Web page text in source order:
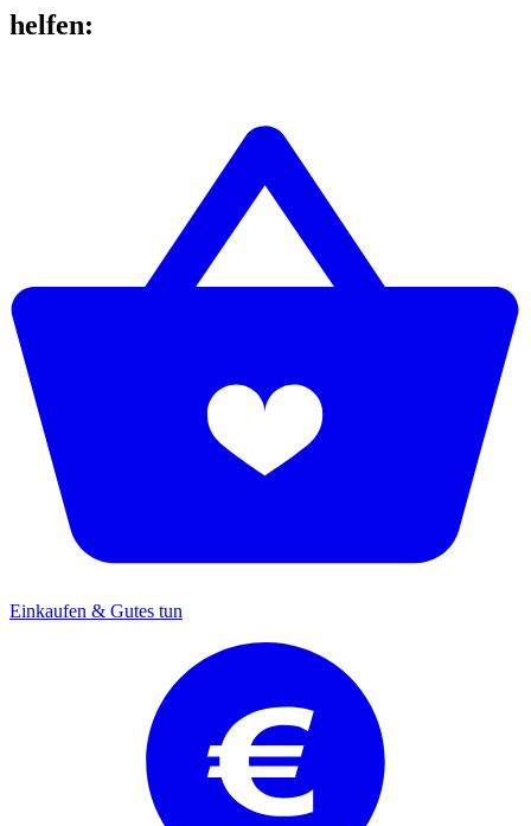
helfen:
Einkaufen & Gutes tun